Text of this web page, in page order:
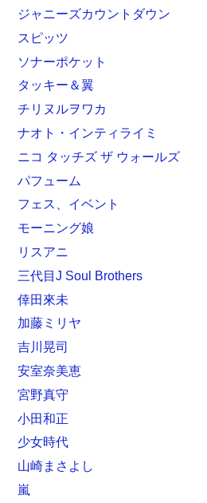
ジャニーズカウントダウン
スピッツ
ソナーポケット
タッキー＆翼
チリヌルヲワカ
ナオト・インティライミ
ニコ タッチズ ザ ウォールズ
パフューム
フェス、イベント
モーニング娘
リスアニ
三代目J Soul Brothers
倖田來未
加藤ミリヤ
吉川晃司
安室奈美恵
宮野真守
小田和正
少女時代
山崎まさよし
嵐